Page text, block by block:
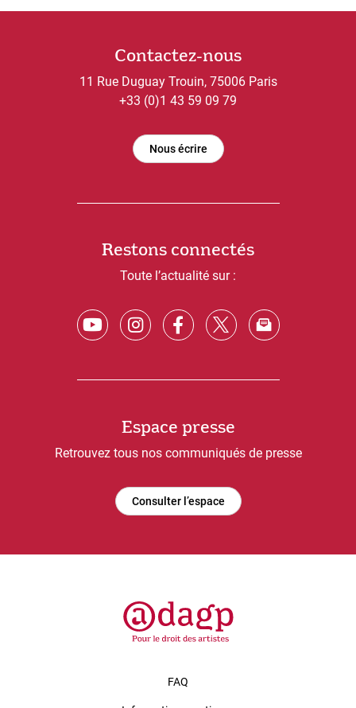
Contactez-nous
11 Rue Duguay Trouin, 75006 Paris
+33 (0)1 43 59 09 79
Nous écrire
Restons connectés
Toute l’actualité sur :
Espace presse
Retrouvez tous nos communiqués de presse
Consulter l’espace
FAQ